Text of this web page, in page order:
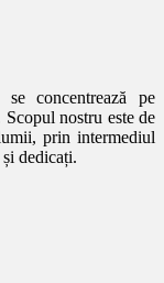
concentrează pe
nostru este de
prin intermediul
dedicați.